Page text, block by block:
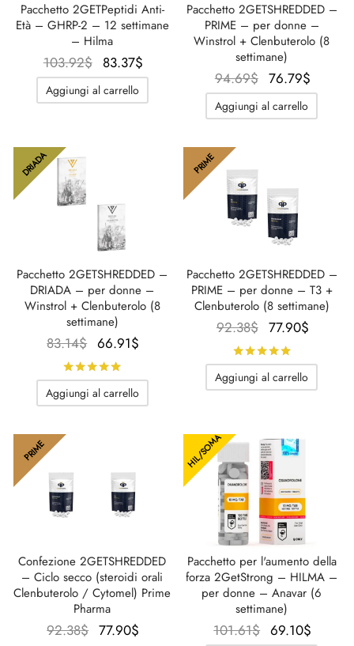
Pacchetto 2GETPeptidi Anti-
Età – GHRP-2 – 12 settimane
– Hilma
103.92$ Il prezzo
originale
era:
83.37$
prezzo
attuale
Aggiungi al carrello
Pacchetto 2GETSHREDDED –
PRIME – per donne –
Winstrol + Clenbuterolo (8
settimane)
94.69$
Il
prezzo
originale
76.79$
attuale
Aggiungi al carrello
DRIADA
Pacchetto 2GETSHREDDED –
DRIADA – per donne –
Winstrol + Clenbuterolo (8
settimane)
83.14$
Il
prezzo
originale
era:
66.91$
attuale
Aggiungi al carrello
PRIME
Pacchetto 2GETSHREDDED –
PRIME – per donne – T3 +
Clenbuterolo (8 settimane)
92.38$
Il
prezzo
originale
era:
77.90$
attuale
Aggiungi al carrello
PRIME
Confezione 2GETSHREDDED
– Ciclo secco (steroidi orali
Clenbuterolo / Cytomel) Prime
Pharma
92.38$
Il
77.90$
HIL/SOMA
Pacchetto per l'aumento della
forza 2GetStrong – HILMA –
per donne – Anavar (6
settimane)
101.61$ Il prezzo
69.10$